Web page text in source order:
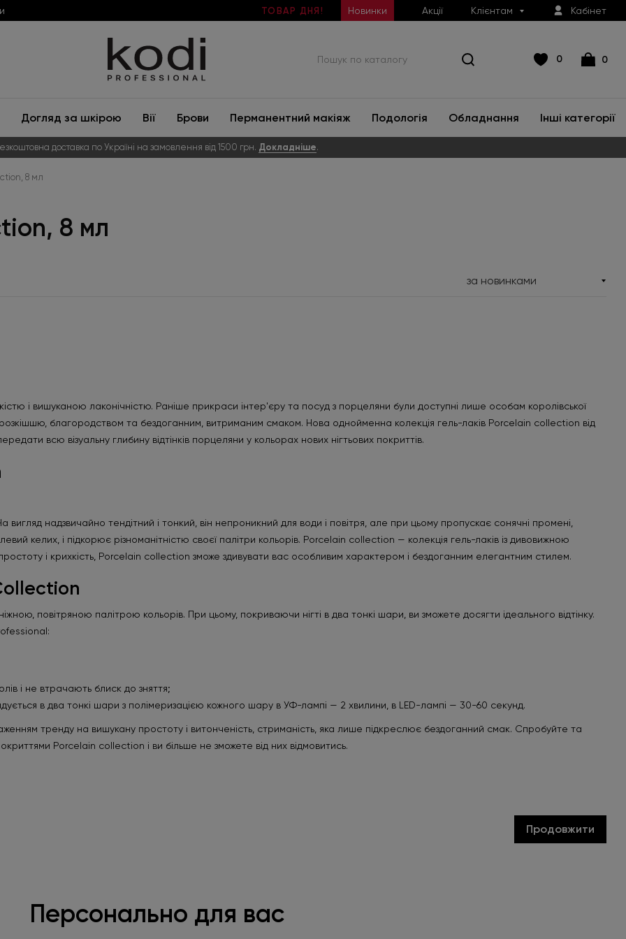
ТОВАР ДНЯ! Новинки Акції Клієнтам Кабінет
0 0
Догляд за шкірою Вії Брови Перманентний макіяж Подологія Обладнання Інші категорії
доставка по Україні на замовлення від 1500 грн. Докладніше.
8 мл
8 мл
за новинками
і вишуканою лаконічністю. Раніше прикраси інтер'єру та посуд з порцеляни були доступні лише особам королівської
благородством та бездоганним, витриманим смаком. Нова однойменна колекція гель-лаків Porcelain collection від
всю візуальну глибину відтінків порцеляни у кольорах нових нігтьових покриттів.
надзвичайно тендітний і тонкий, він непроникний для води і повітря, але при цьому пропускає сонячні промені,
келих, і підкорює різноманітністю своєї палітри кольорів. Porcelain collection — колекція гель-лаків із дивовижною
і крихкість, Porcelain collection зможе здивувати вас особливим характером і бездоганним елегантним стилем.
повітряною палітрою кольорів. При цьому, покриваючи нігті в два тонкі шари, ви зможете досягти ідеального відтінку.
і не втрачають блиск до зняття;
в два тонкі шари з полімеризацією кожного шару в УФ-лампі — 2 хвилини, в LED-лампі — 30-60 секунд.
тренду на вишукану простоту і витонченість, стриманість, яка лише підкреслює бездоганний смак. Спробуйте та
Porcelain collection і ви більше не зможете від них відмовитись.
Продовжити
Персонально для вас